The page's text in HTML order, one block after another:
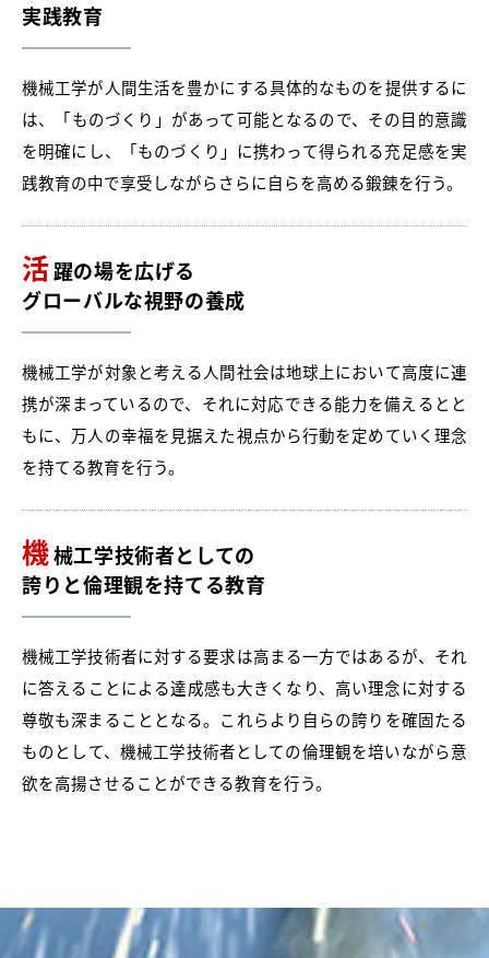
実践教育
機械工学が人間生活を豊かにする具体的なものを提供するに
は、「ものづくり」があって可能となるので、その目的意識
を明確にし、「ものづくり」に携わって得られる充足感を実
践教育の中で享受しながらさらに自らを高める鍛錬を行う。
活躍の場を広げる
グローバルな視野の養成
機械工学が対象と考える人間社会は地球上において高度に連
携が深まっているので、それに対応できる能力を備えるとと
もに、万人の幸福を見据えた視点から行動を定めていく理念
を持てる教育を行う。
機械工学技術者としての
誇りと倫理観を持てる教育
機械工学技術者に対する要求は高まる一方ではあるが、それ
に答えることによる達成感も大きくなり、高い理念に対する
尊敬も深まることとなる。これらより自らの誇りを確固たる
ものとして、機械工学技術者としての倫理観を培いながら意
欲を高揚させることができる教育を行う。